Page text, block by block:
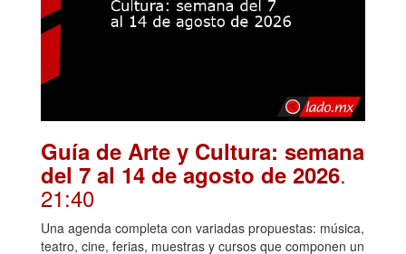
Guía de Arte y Cultura: semana
del 7 al 14 de agosto de 2026.
21:40
Una agenda completa con variadas propuestas: música,
teatro, cine, ferias, muestras y cursos que componen un